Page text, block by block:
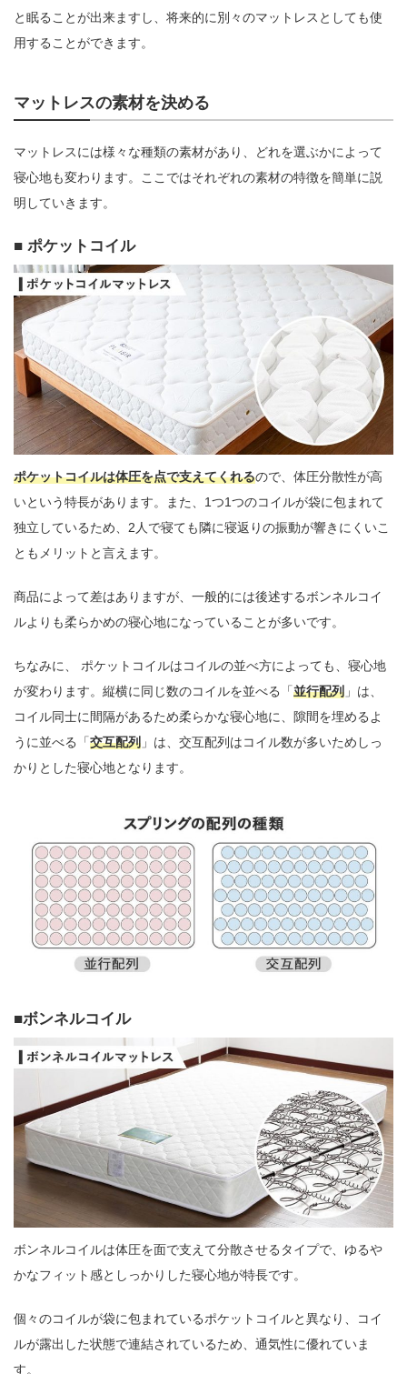
と眠ることが出来ますし、将来的に別々のマットレスとしても使
用することができます。
マットレスの素材を決める
マットレスには様々な種類の素材があり、どれを選ぶかによって
寝心地も変わります。ここではそれぞれの素材の特徴を簡単に説
明していきます。
ポケットコイル
ポケットコイルは体圧を点で支えてくれるので、体圧分散性が高
いという特長があります。また、1つ1つのコイルが袋に包まれて
独立しているため、2人で寝ても隣に寝返りの振動が響きにくいこ
ともメリットと言えます。
商品によって差はありますが、一般的には後述するボンネルコイ
ルよりも柔らかめの寝心地になっていることが多いです。
ちなみに、 ポケットコイルはコイルの並べ方によっても、寝心地
が変わります。縦横に同じ数のコイルを並べる「並行配列 」は、
コイル同士に間隔があるため柔らかな寝心地に、隙間を埋めるよ
うに並べる「交互配列 」は、交互配列はコイル数が多いためしっ
かりとした寝心地となります。
ボンネルコイル
ボンネルコイルは体圧を面で支えて分散させるタイプで、ゆるや
かなフィット感としっかりした寝心地が特長です。
個々のコイルが袋に包まれているポケットコイルと異なり、コイ
ルが露出した状態で連結されているため、通気性に優れていま
す。